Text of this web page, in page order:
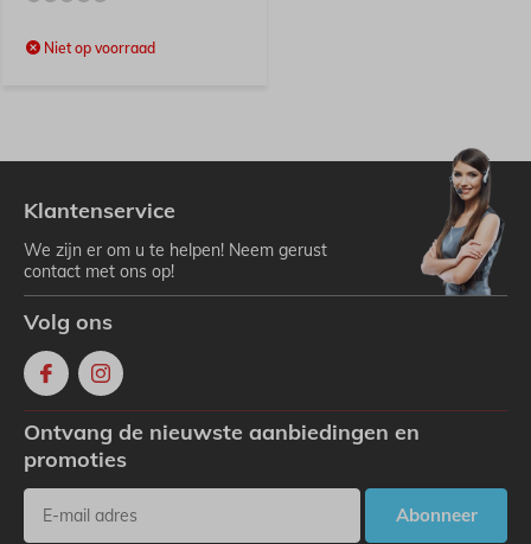
Niet op voorraad
Klantenservice
We zijn er om u te helpen! Neem gerust
contact met ons op!
Volg ons
Ontvang de nieuwste aanbiedingen en
promoties
Abonneer